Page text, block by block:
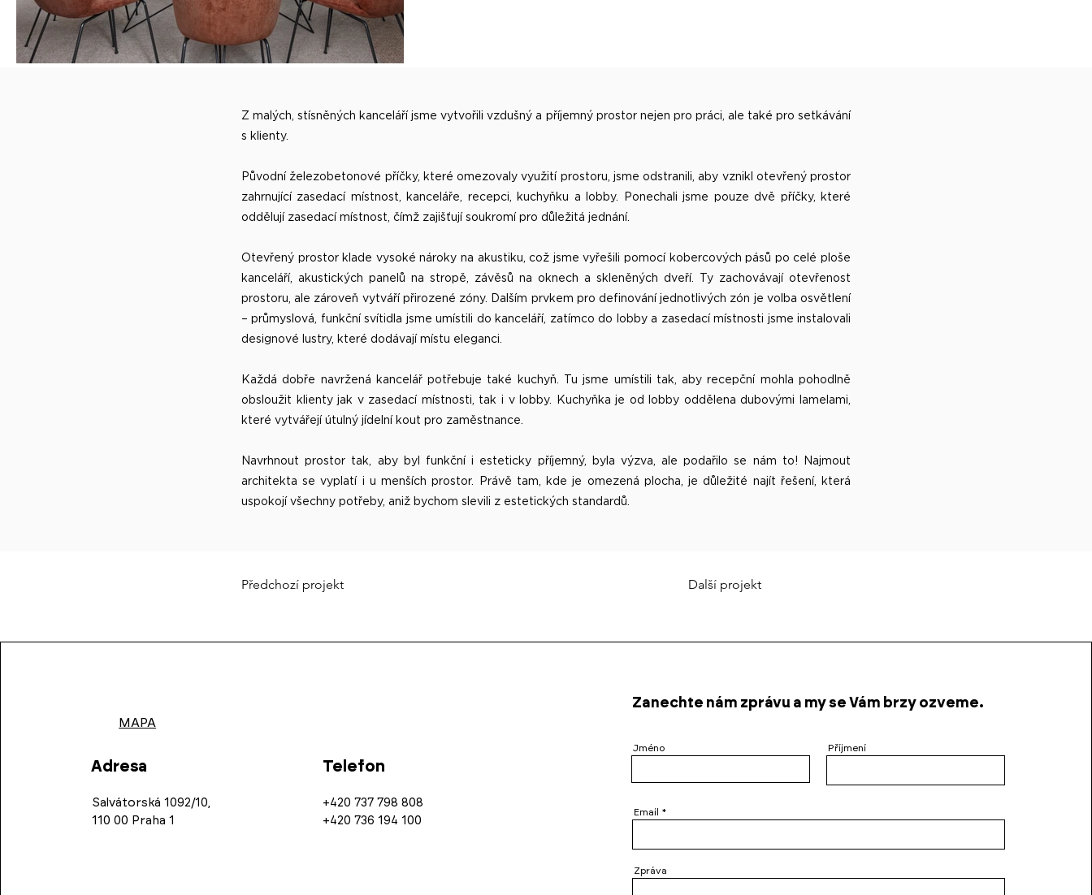
Z malých, stísněných kanceláří jsme vytvořili vzdušný a příjemný prostor nejen pro práci, ale také pro setkávání
s klienty.
Původní železobetonové příčky, které omezovaly využití prostoru, jsme odstranili, aby vznikl otevřený prostor
zahrnující zasedací místnost, kanceláře, recepci, kuchyňku a lobby. Ponechali jsme pouze dvě příčky, které
oddělují zasedací místnost, čímž zajišťují soukromí pro důležitá jednání.
Otevřený prostor klade vysoké nároky na akustiku, což jsme vyřešili pomocí kobercových pásů po celé ploše
kanceláří, akustických panelů na stropě, závěsů na oknech a skleněných dveří. Ty zachovávají otevřenost
prostoru, ale zároveň vytváří přirozené zóny. Dalším prvkem pro definování jednotlivých zón je volba osvětlení
– průmyslová, funkční svítidla jsme umístili do kanceláří, zatímco do lobby a zasedací místnosti jsme instalovali
designové lustry, které dodávají místu eleganci.
Každá dobře navržená kancelář potřebuje také kuchyň. Tu jsme umístili tak, aby recepční mohla pohodlně
obsloužit klienty jak v zasedací místnosti, tak i v lobby. Kuchyňka je od lobby oddělena dubovými lamelami,
které vytvářejí útulný jídelní kout pro zaměstnance.
Navrhnout prostor tak, aby byl funkční i esteticky příjemný, byla výzva, ale podařilo se nám to! Najmout
architekta se vyplatí i u menších prostor. Právě tam, kde je omezená plocha, je důležité najít řešení, která
uspokojí všechny potřeby, aniž bychom slevili z estetických standardů.
Předchozí projekt Další projekt
MAPA
Adresa
Salvátorská 1092/10,
110 00 Praha 1
Telefon
+420 737 798 808
+420 736 194 100
Zanechte nám zprávu a my se Vám brzy ozveme.
Jméno Příjmení
Email
Zpráva